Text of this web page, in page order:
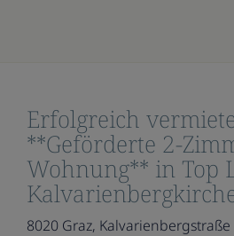
Erfolgreich
**Geförderte 2-
Wohnung** in Top
8020 Graz, Kalvarienbergstraße